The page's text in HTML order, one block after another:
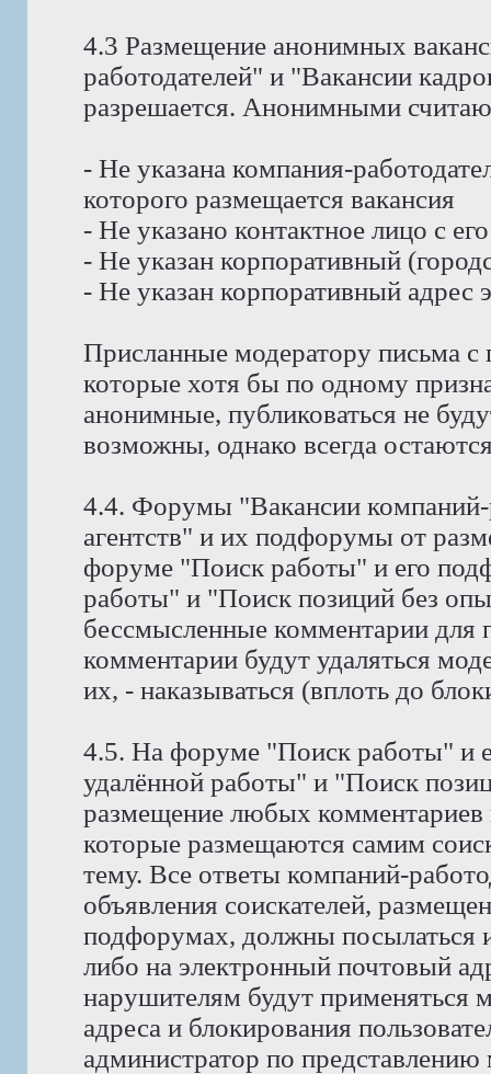
4.3 Размещение анонимных
работодателей" и "Вакансии
разрешается. Анонимными
- Не указана компания-
которого размещается вакансия
- Не указано контактное лицо с
- Не указан корпоративный
- Не указан корпоративный адрес
Присланные модератору письма
которые хотя бы по одному
анонимные, публиковаться не
возможны, однако всегда
4.4. Форумы "Вакансии компаний-
агентств" и их подфорумы от
форуме "Поиск работы" и его
работы" и "Поиск позиций без
бессмысленные комментарии для
комментарии будут удаляться
их, - наказываться (вплоть до
4.5. На форуме "Поиск работы" и
удалённой работы" и "Поиск
размещение любых комментариев
которые размещаются самим
тему. Все ответы компаний-
объявления соискателей,
подфорумах, должны посылаться
либо на электронный почтовый
нарушителям будут применяться
адреса и блокирования
администратор по представлению